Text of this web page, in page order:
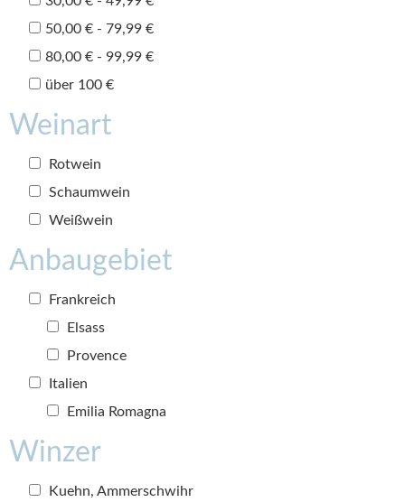
50,00 € - 79,99 €
80,00 € - 99,99 €
über 100 €
Weinart
Rotwein
Schaumwein
Weißwein
Anbaugebiet
Frankreich
Elsass
Provence
Italien
Emilia Romagna
Winzer
Kuehn, Ammerschwihr